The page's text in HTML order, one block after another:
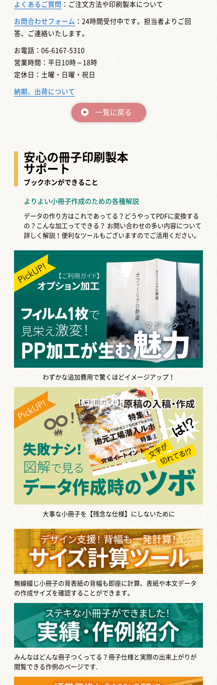
よくあるご質問 ：ご注文方法や印刷製本について
お問合わせフォーム ：24時間受付中です。担当者よりご回
答、ご連絡いたします。
お電話：06-6167-5310
営業時間：平日10時～18時
定休日：土曜・日曜・祝日
納期、出荷について
一覧に戻る
安心の冊子印刷製本
サポート
ブックホンができること
よりよい小冊子作成のための各種解説
データの作り方はこれであってる？どうやってPDFに変換する
の？こんな加工ってできる？ お問い合わせの多い内容について
詳しく解説！便利なツールもございますのでご活用ください。
わずかな追加費用で驚くほどイメージアップ！
大事な小冊子を【残念な仕様】にしないために
無線綴じ小冊子の背表紙の背幅も即座に計算、表紙や本文データ
の作成サイズを確認することができます。
みんなはどんな冊子つくってる？冊子仕様と実際の出来上がりが
閲覧できる作例のページです.